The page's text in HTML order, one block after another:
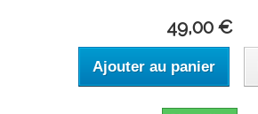
49,00 €
Ajouter au panier